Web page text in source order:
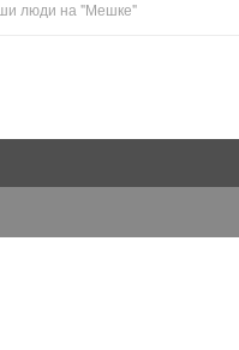
люди на "Мешке"